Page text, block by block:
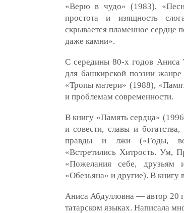
«Верю в чудо» (1983),
простота и изящность
скрывается пламенное сердце
даже камни».
С середины 80-х годов Аниса
для башкирской поэзии
«Тропы матери» (1988),
и проблемам современности.
В книгу «Память сердца»
и совести, славы и
правды и лжи («Годы,
«Встретились Хитрость. Ум,
«Пожелания себе,
«Обезьяна» и другие). В книгу
Аниса Абдулловна — автор 20
татарском языках. Написала